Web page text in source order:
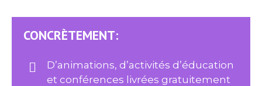
CONCRÈTEMENT:
D’animations, d’activités d’éducation
et conférences livrées gratuitement